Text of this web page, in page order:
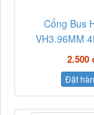
Cổng Bus
VH3.96MM
2.500
Đặt